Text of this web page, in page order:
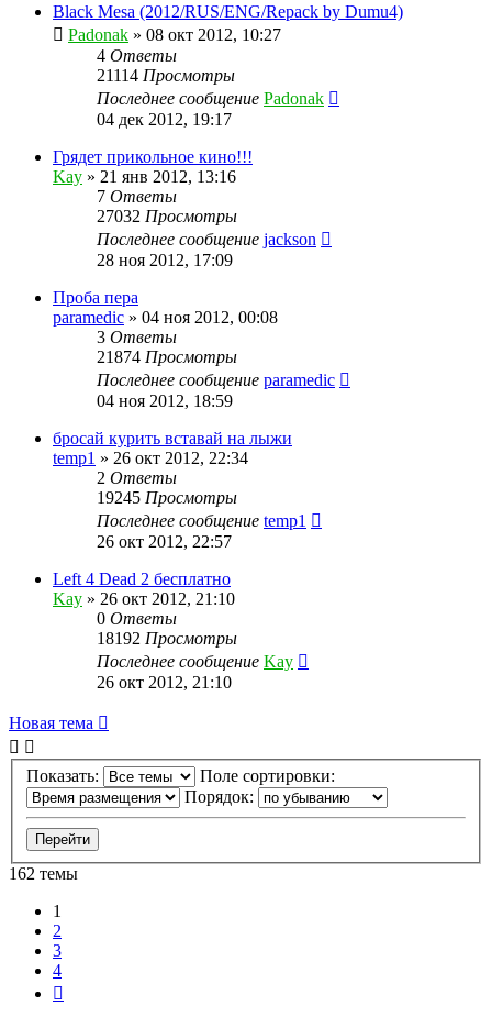
Black Mesa (2012/RUS/ENG/Repack by Dumu4)
Padonak » 08 окт 2012, 10:27
4 Ответы
21114 Просмотры
Последнее сообщение Padonak
04 дек 2012, 19:17
Грядет прикольное кино!!!
Kay » 21 янв 2012, 13:16
7 Ответы
27032 Просмотры
Последнее сообщение jackson
28 ноя 2012, 17:09
Проба пера
paramedic » 04 ноя 2012, 00:08
3 Ответы
21874 Просмотры
Последнее сообщение paramedic
04 ноя 2012, 18:59
бросай курить вставай на лыжи
temp1 » 26 окт 2012, 22:34
2 Ответы
19245 Просмотры
Последнее сообщение temp1
26 окт 2012, 22:57
Left 4 Dead 2 бесплатно
Kay » 26 окт 2012, 21:10
0 Ответы
18192 Просмотры
Последнее сообщение Kay
26 окт 2012, 21:10
Новая тема
Показать:
Поле сортировки:
Порядок:
162 темы
1
2
3
4